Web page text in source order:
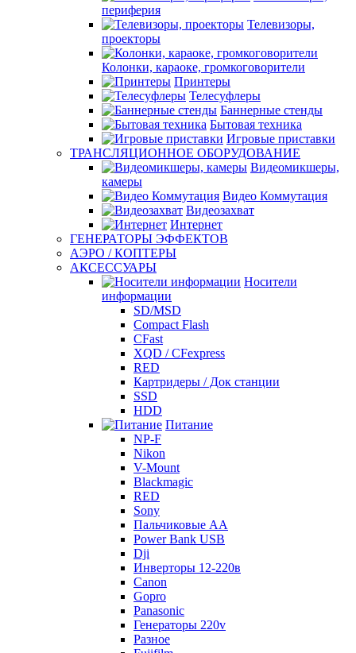
периферия
Телевизоры,
проекторы
Колонки, караоке, громкоговорители
Принтеры
Телесуфлеры
Баннерные стенды
Бытовая техника
Игровые приставки
ТРАНСЛЯЦИОННОЕ ОБОРУДОВАНИЕ
Видеомикшеры,
камеры
Видео Коммутация
Видеозахват
Интернет
ГЕНЕРАТОРЫ ЭФФЕКТОВ
АЭРО / КОПТЕРЫ
АКСЕССУАРЫ
Носители
информации
SD/MSD
Compact Flash
CFast
XQD / CFexpress
RED
Картридеры / Док станции
SSD
HDD
Питание
NP-F
Nikon
V-Mount
Blackmagic
RED
Sony
Пальчиковые AA
Power Bank USB
Dji
Инверторы 12-220в
Canon
Gopro
Panasonic
Генераторы 220v
Разное